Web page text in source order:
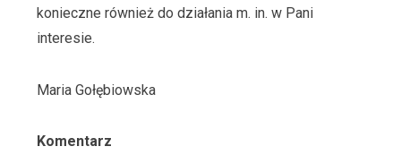
konieczne również do działania m. in. w Pani
interesie.
Maria Gołębiowska
Komentarz